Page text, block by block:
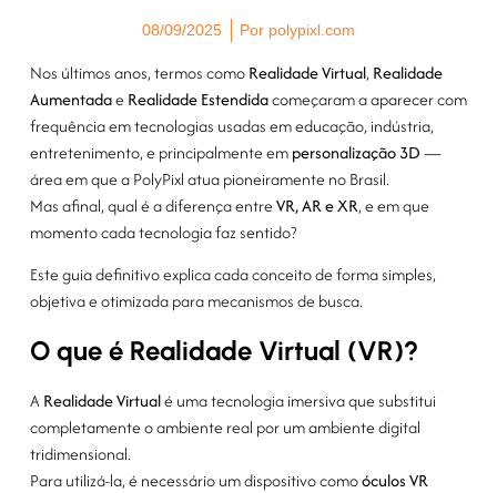
08/09/2025 Por polypixl.com
Nos últimos anos, termos comoRealidade Virtual, Realidade
AumentadaeRealidade Estendidacomeçaram a aparecer com
frequência em tecnologias usadas em educação, indústria,
entretenimento, e principalmente empersonalização 3D—
área em que a PolyPixl atua pioneiramente no Brasil.
Mas afinal, qual é a diferença entreVR, AR e XR, e em que
momento cada tecnologia faz sentido?
Este guia definitivo explica cada conceito de forma simples,
objetiva e otimizada para mecanismos de busca.
O que é Realidade Virtual (VR)?
ARealidade Virtualé uma tecnologia imersiva que substitui
completamente o ambiente real por um ambiente digital
tridimensional.
Para utilizá-la, é necessário um dispositivo comoóculos VR